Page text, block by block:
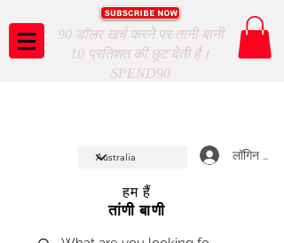
90 डॉलर खर्च करने पर तानी बानी
10 प्रतिशत की छूट देती है।
SPEND90
लॉगिन करें
हम हैं
तांणी बाणी